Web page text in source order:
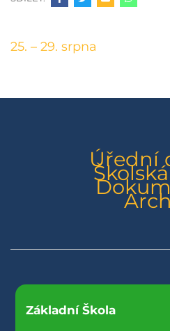
Navigace
25. – 29. srpna
Úřední
Základní Škola